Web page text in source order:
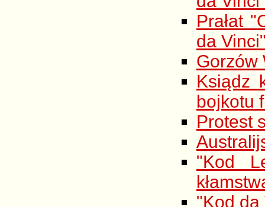
Prałat
da
Gorzów
Ksiądz
bojkotu
Protest
"Kod
"Kod da